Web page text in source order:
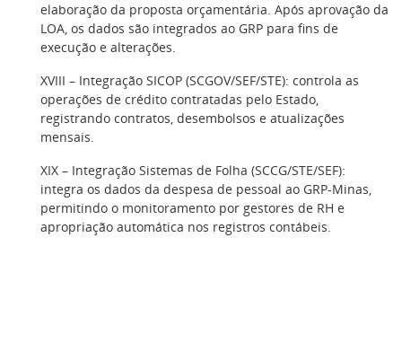
elaboração da proposta orçamentária. Após aprovação da
LOA, os dados são integrados ao GRP para fins de
execução e alterações.
XVIII – Integração SICOP (SCGOV/SEF/STE): controla as
operações de crédito contratadas pelo Estado,
registrando contratos, desembolsos e atualizações
mensais.
XIX – Integração Sistemas de Folha (SCCG/STE/SEF):
integra os dados da despesa de pessoal ao GRP-Minas,
permitindo o monitoramento por gestores de RH e
apropriação automática nos registros contábeis.